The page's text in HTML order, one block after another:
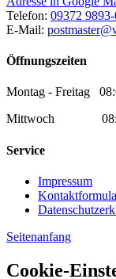
Telefon: 09372
E-Mail:
Öffnungszeiten
Montag - Freitag
Mittwoch 08:00 -
Service
Impressum
Seitenanfang
Cookie-